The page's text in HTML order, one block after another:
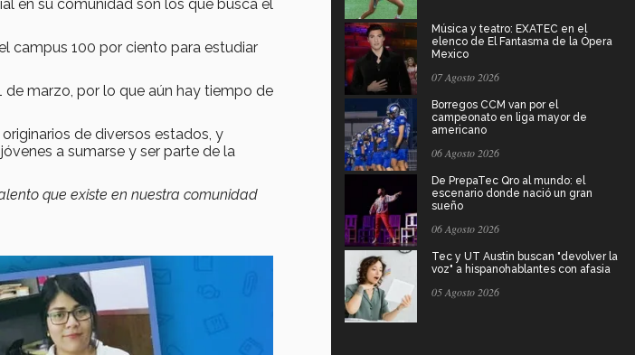
en su comunidad son los que busca el
campus 100 por ciento para estudiar
de marzo, por lo que aún hay tiempo de
de diversos estados, y
a sumarse y ser parte de la
que existe en nuestra comunidad
Música y teatro: EXATEC en el
elenco de El Fantasma de la Ópera
Mexico
07 Agosto 2026
Borregos CCM van por el
campeonato en liga mayor de
americano
06 Agosto 2026
De PrepaTec Qro al mundo: el
escenario donde nació un gran
sueño
06 Agosto 2026
Tec y UT Austin buscan "devolver la
voz" a hispanohablantes con afasia
05 Agosto 2026